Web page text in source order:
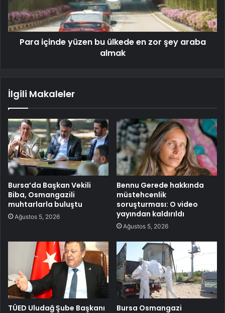
Para içinde yüzen bu ülkede en zor şey araba
almak
İlgili Makaleler
Bursa’da Başkan Vekili
Biba, Osmangazili
muhtarlarla buluştu
Ağustos 5, 2026
Bennu Gerede hakkında
müstehcenlik
soruşturması: O video
yayından kaldırıldı
Ağustos 5, 2026
TÜED Uludağ Şube Başkanı
Bursa Osmangazi